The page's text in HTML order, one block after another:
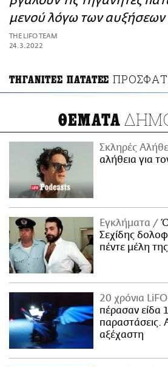
ΑΜΠΑ
PRINT
μενού λόγω των αυξήσεων
THE LIFO TEAM
24.3.2022
ΤΗΓΑΝΙΤΕΣ ΠΑΤΑΤΕΣ
ΘΕΜΑΤΑ
Σκληρές
αλήθεια για
Εγκλήματα
Σεχίδης
πέντε μέλη
20 χρόνια LiFO
πέρασαν είδα
παραστάσεις.
αξέχαστη